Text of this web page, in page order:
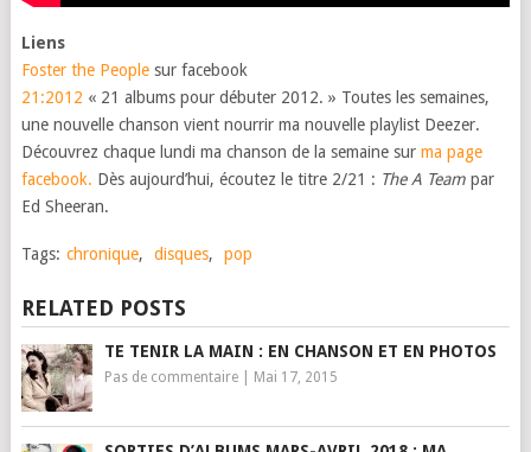
Liens
Foster the Peoplesur facebook
21:2012 « 21 albums pour débuter 2012. » Toutes les semaines,
une nouvelle chanson vient nourrir ma nouvelle playlist Deezer.
Découvrez chaque lundi ma chanson de la semaine sur ma page
facebook. Dès aujourd’hui, écoutez le titre 2/21 : The A Teampar
Ed Sheeran.
Tags: chronique, disques, pop
RELATED POSTS
TE TENIR LA MAIN : EN CHANSON ET EN PHOTOS
Pas de commentaire| Mai 17, 2015